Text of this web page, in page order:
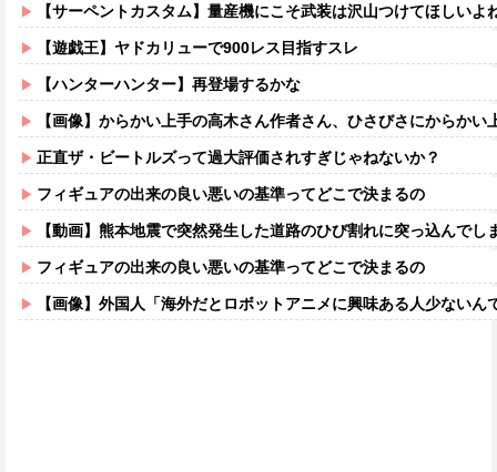
【サーペントカスタム】量産機にこそ武装は沢山つけてほしいよ
【遊戯王】ヤドカリューで900レス目指すスレ
【ハンターハンター】再登場するかな
【画像】からかい上手の高木さん作者さん、ひさびさにからかい上手の高木
正直ザ・ビートルズって過大評価されすぎじゃねないか？
フィギュアの出来の良い悪いの基準ってどこで決まるの
【動画】熊本地震で突然発生した道路のひび割れに突っ込んでし
フィギュアの出来の良い悪いの基準ってどこで決まるの
【画像】外国人「海外だとロボットアニメに興味ある人少ないん